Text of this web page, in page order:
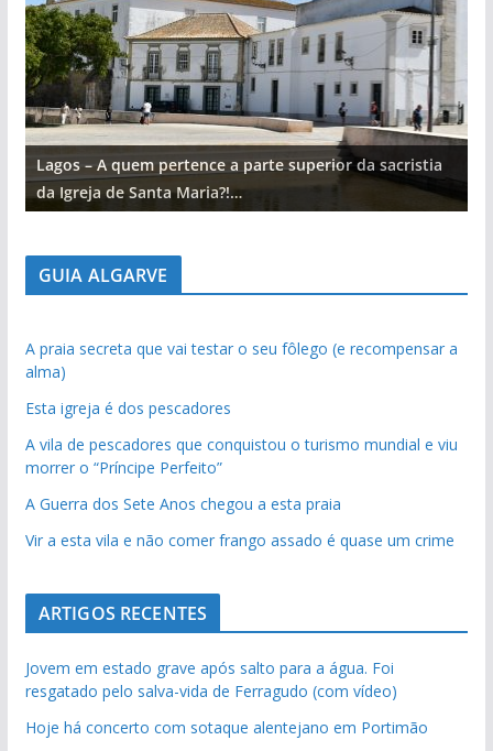
Lagos – A quem pertence a parte superior da sacristia
da Igreja de Santa Maria?!…
GUIA ALGARVE
A praia secreta que vai testar o seu fôlego (e recompensar a
alma)
Esta igreja é dos pescadores
A vila de pescadores que conquistou o turismo mundial e viu
morrer o “Príncipe Perfeito”
A Guerra dos Sete Anos chegou a esta praia
Vir a esta vila e não comer frango assado é quase um crime
ARTIGOS RECENTES
Jovem em estado grave após salto para a água. Foi
resgatado pelo salva-vida de Ferragudo (com vídeo)
Hoje há concerto com sotaque alentejano em Portimão